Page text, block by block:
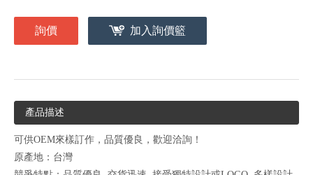
詢價 加入詢價籃
產品描述
可供OEM來樣訂作，品質優良，歡迎洽詢！
原產地：台灣